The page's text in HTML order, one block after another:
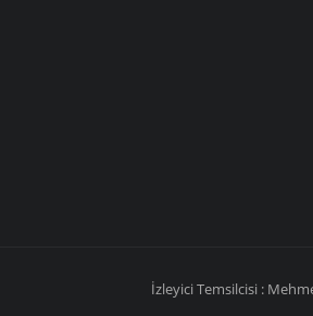
İzleyici Temsilcisi :